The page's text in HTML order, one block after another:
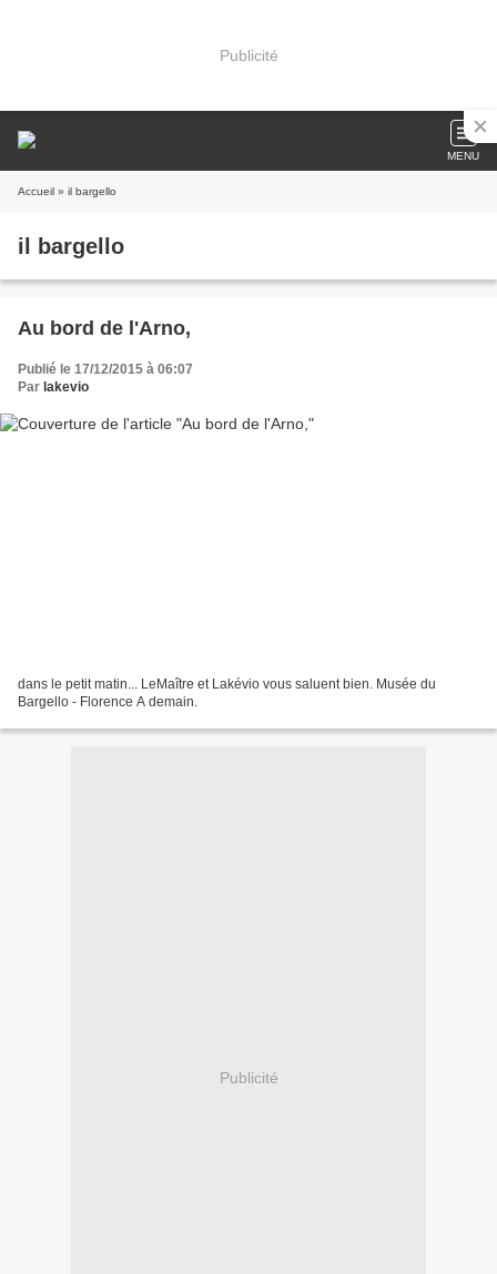
Publicité
MENU
Accueil » il bargello
il bargello
Au bord de l'Arno,
Publié le 17/12/2015 à 06:07
Par lakevio
dans le petit matin... LeMaître et Lakévio vous saluent bien. Musée du
Bargello - Florence A demain.
Publicité